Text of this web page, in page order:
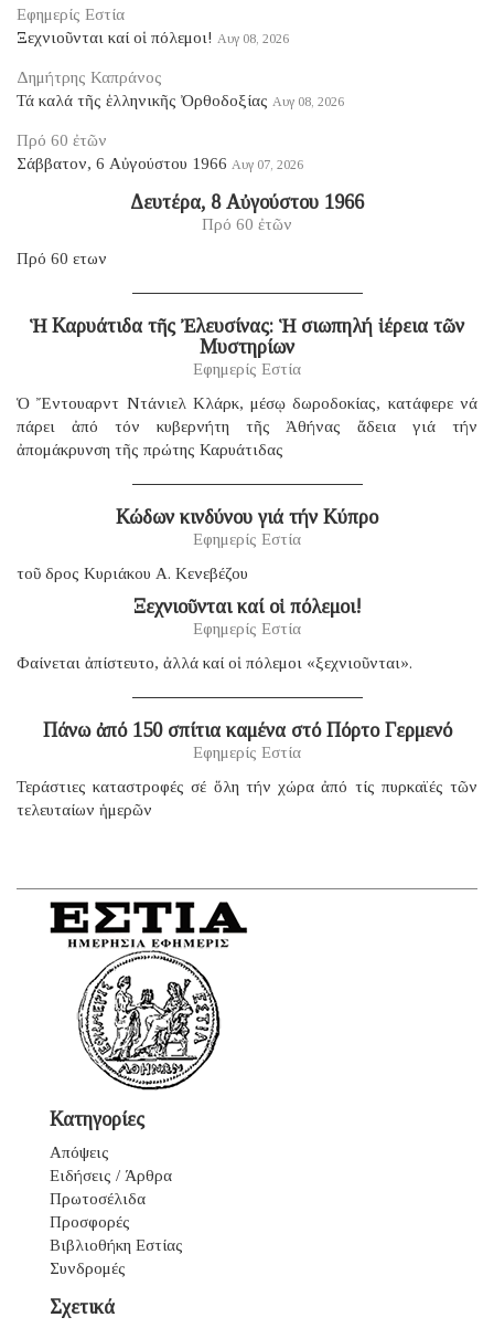
Εφημερίς Εστία
Ξεχνιοῦνται καί οἱ πόλεμοι! Αυγ 08, 2026
Δημήτρης Καπράνος
Τά καλά τῆς ἑλληνικῆς Ὀρθοδοξίας Αυγ 08, 2026
Πρό 60 ἐτῶν
Σάββατον, 6 Αὐγούστου 1966 Αυγ 07, 2026
Δευτέρα, 8 Αὐγούστου 1966
Πρό 60 ἐτῶν
Πρό 60 ετων
Ἡ Καρυάτιδα τῆς Ἐλευσίνας: Ἡ σιωπηλή ἱέρεια τῶν
Μυστηρίων
Εφημερίς Εστία
Ὁ Ἔντουαρντ Ντάνιελ Κλάρκ, μέσῳ δωροδοκίας, κατάφερε νά
πάρει ἀπό τόν κυβερνήτη τῆς Ἀθήνας ἄδεια γιά τήν
ἀπομάκρυνση τῆς πρώτης Καρυάτιδας
Κώδων κινδύνου γιά τήν Κύπρο
Εφημερίς Εστία
τοῦ δρος Κυριάκου Α. Κενεβέζου
Ξεχνιοῦνται καί οἱ πόλεμοι!
Εφημερίς Εστία
Φαίνεται ἀπίστευτο, ἀλλά καί οἱ πόλεμοι «ξεχνιοῦνται».
Πάνω ἀπό 150 σπίτια καμένα στό Πόρτο Γερμενό
Εφημερίς Εστία
Τεράστιες καταστροφές σέ ὅλη τήν χώρα ἀπό τίς πυρκαϊές τῶν
τελευταίων ἡμερῶν
Κατηγορίες
Απόψεις
Ειδήσεις / Άρθρα
Πρωτοσέλιδα
Προσφορές
Βιβλιοθήκη Εστίας
Συνδρομές
Σχετικά